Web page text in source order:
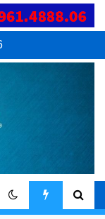
nâng người